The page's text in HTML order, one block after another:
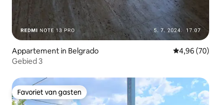
Appartement in Belgrado Gemiddelde
4,96 (70)
Gebied 3
Favoriet van gasten
Favoriet van gasten